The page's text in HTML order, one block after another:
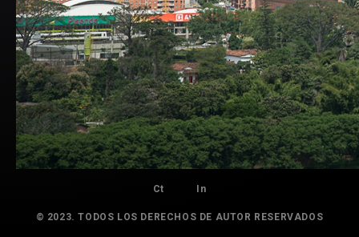
Ct In
© 2023. TODOS LOS DERECHOS DE AUTOR RESERVADOS